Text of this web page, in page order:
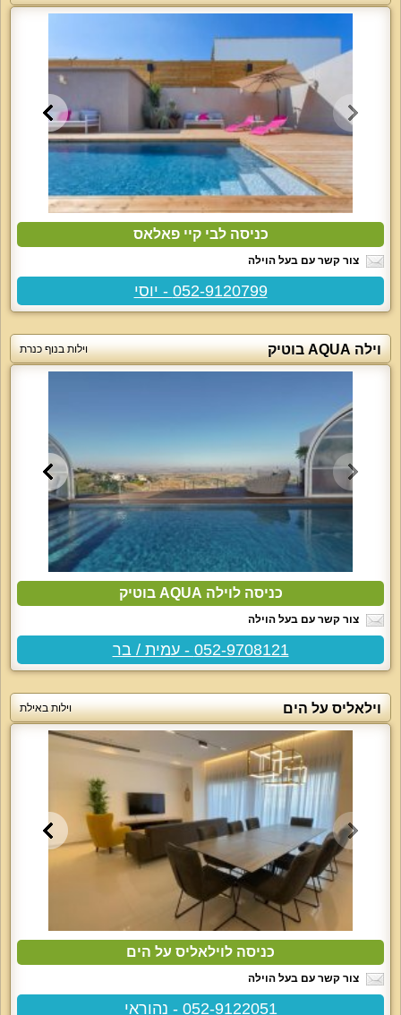
כניסה לבי קיי פאלאס
צור קשר עם בעל הוילה
052-9120799 - יוסי
וילה AQUA בוטיק וילות בנוף כנרת
כניסה לוילה AQUA בוטיק
צור קשר עם בעל הוילה
052-9708121 - עמית / בר
וילאליס על הים וילות באילת
כניסה לוילאליס על הים
צור קשר עם בעל הוילה
052-9122051 - נהוראי